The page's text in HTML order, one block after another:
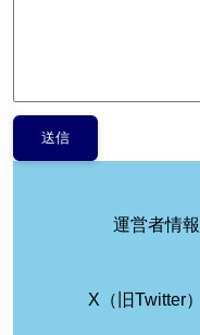
運営者情報
X（旧Twitter）